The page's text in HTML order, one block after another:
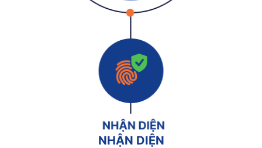
NHẬN DIỆN